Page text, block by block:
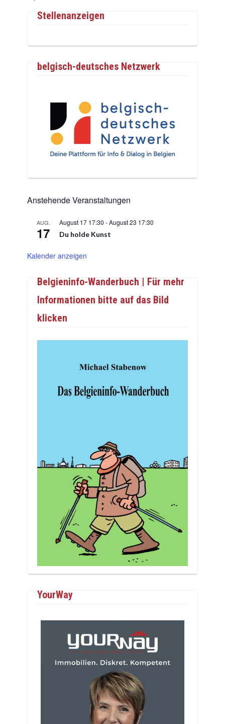
Stellenanzeigen
belgisch-deutsches Netzwerk
Anstehende Veranstaltungen
AUG.
17
August 17 17:30 -August 23 17:30
Du holde Kunst
Kalender anzeigen
Belgieninfo-Wanderbuch | Für mehr
Informationen bitte auf das Bild
klicken
YourWay